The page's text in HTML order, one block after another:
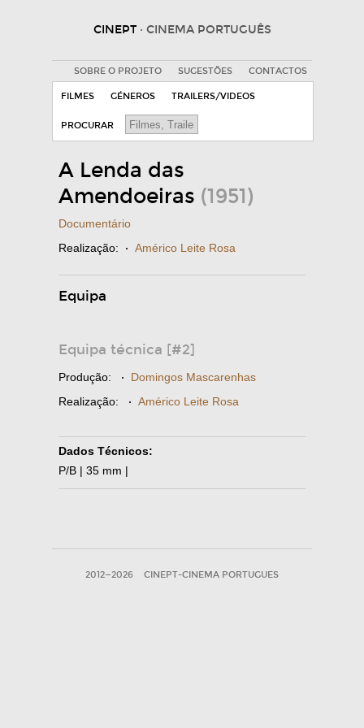
CINEPT · CINEMA PORTUGUÊS
SOBRE O PROJETO SUGESTÕES CONTACTOS
FILMES GÉNEROS TRAILERS/VIDEOS
PROCURAR
A Lenda das
Amendoeiras (1951)
Documentário
Realização: · Américo Leite Rosa
Equipa
Equipa técnica [#2]
Produção: · Domingos Mascarenhas
Realização: · Américo Leite Rosa
Dados Técnicos:
P/B | 35 mm |
2012—2026 CINEPT-CINEMA PORTUGUES